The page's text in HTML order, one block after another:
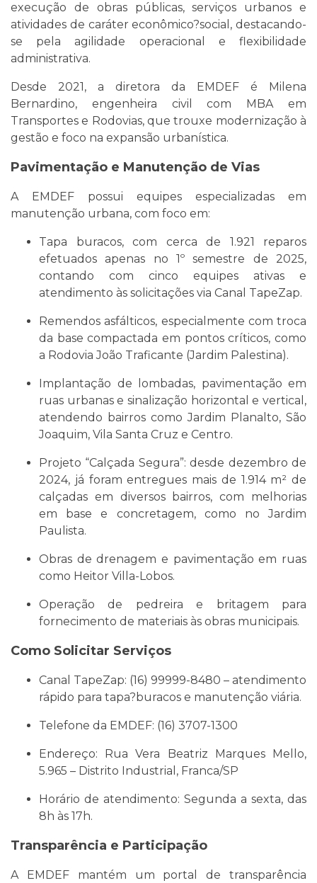
execução de obras públicas, serviços urbanos e
atividades de caráter econômico?social, destacando-
se pela agilidade operacional e flexibilidade
administrativa.
Desde 2021, a diretora da EMDEF é Milena
Bernardino, engenheira civil com MBA em
Transportes e Rodovias, que trouxe modernização à
gestão e foco na expansão urbanística.
Pavimentação e Manutenção de Vias
A EMDEF possui equipes especializadas em
manutenção urbana, com foco em:
Tapa buracos, com cerca de 1.921 reparos
efetuados apenas no 1º semestre de 2025,
contando com cinco equipes ativas e
atendimento às solicitações via Canal TapeZap.
Remendos asfálticos, especialmente com troca
da base compactada em pontos críticos, como
a Rodovia João Traficante (Jardim Palestina).
Implantação de lombadas, pavimentação em
ruas urbanas e sinalização horizontal e vertical,
atendendo bairros como Jardim Planalto, São
Joaquim, Vila Santa Cruz e Centro.
Projeto “Calçada Segura”: desde dezembro de
2024, já foram entregues mais de 1.914 m² de
calçadas em diversos bairros, com melhorias
em base e concretagem, como no Jardim
Paulista.
Obras de drenagem e pavimentação em ruas
como Heitor Villa-Lobos.
Operação de pedreira e britagem para
fornecimento de materiais às obras municipais.
Como Solicitar Serviços
Canal TapeZap: (16) 99999-8480 – atendimento
rápido para tapa?buracos e manutenção viária.
Telefone da EMDEF: (16) 3707-1300
Endereço: Rua Vera Beatriz Marques Mello,
5.965 – Distrito Industrial, Franca/SP
Horário de atendimento: Segunda a sexta, das
8h às 17h.
Transparência e Participação
A EMDEF mantém um portal de transparência